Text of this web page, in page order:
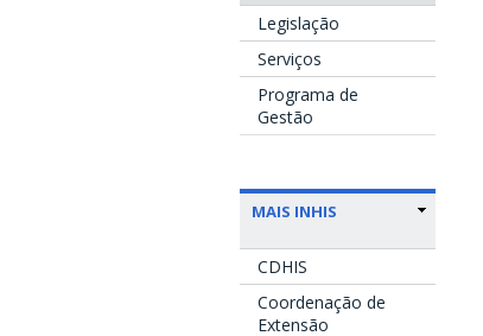
Legislação
Serviços
Programa de
Gestão
MAIS INHIS
CDHIS
Coordenação de
Extensão